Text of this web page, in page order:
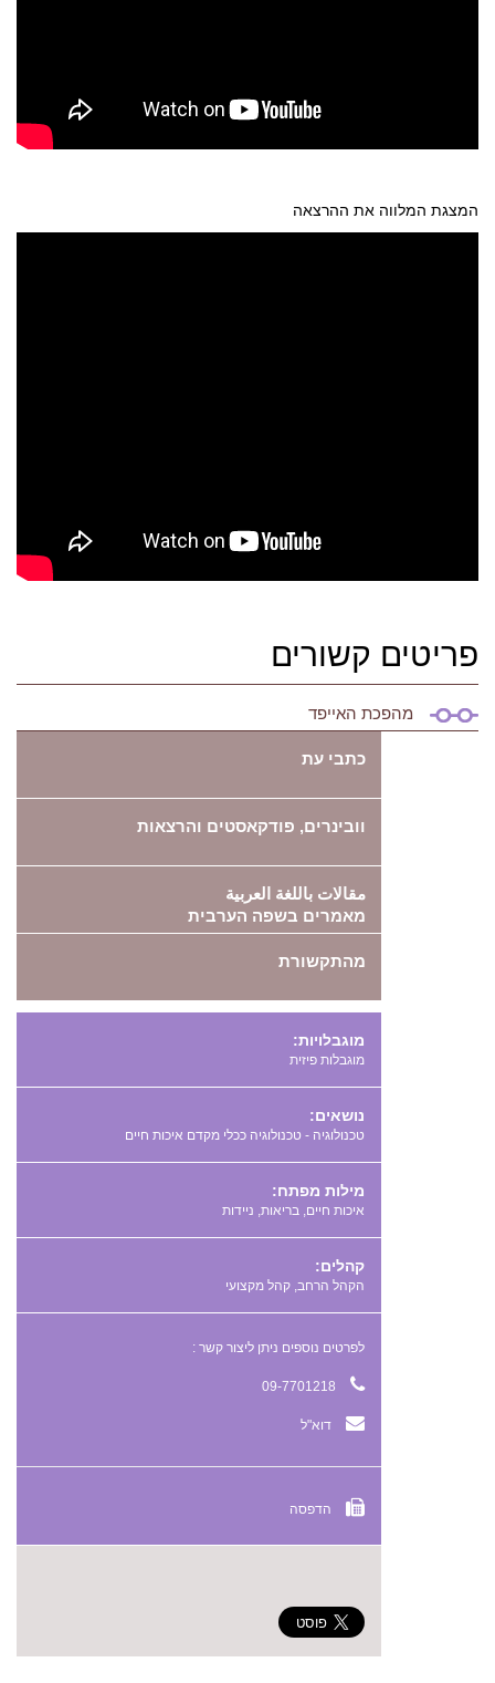
המצגת המלווה את ההרצאה
פריטים קשורים
מהפכת האייפד
כתבי עת
וובינרים, פודקאסטים והרצאות
مقالات باللغة العربية
מאמרים בשפה הערבית
מהתקשורת
מוגבלויות:
מוגבלות פיזית
נושאים:
טכנולוגיה - טכנולוגיה ככלי מקדם איכות חיים
מילות מפתח:
,
,
קהלים:
הקהל הרחב, קהל מקצועי
לפרטים נוספים ניתן ליצור קשר :
דוא"ל
הדפסה